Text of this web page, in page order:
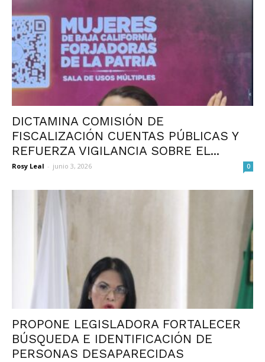
DICTAMINA COMISIÓN DE
FISCALIZACIÓN CUENTAS PÚBLICAS Y
REFUERZA VIGILANCIA SOBRE EL...
Rosy Leal - junio 3, 2026 0
PROPONE LEGISLADORA FORTALECER
BÚSQUEDA E IDENTIFICACIÓN DE
PERSONAS DESAPARECIDAS